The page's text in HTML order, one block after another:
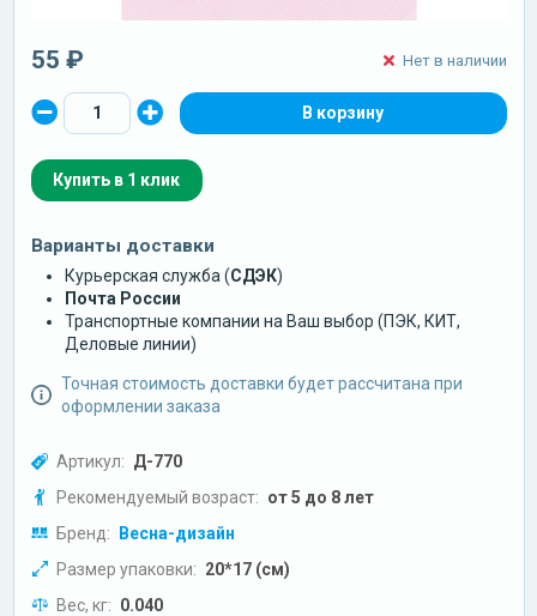
55 ₽ Нет в наличии
Купить в 1 клик
Варианты доставки
Курьерская служба (СДЭК)
Почта России
Транспортные компании на Ваш выбор (ПЭК, КИТ,
Деловые линии)
Точная стоимость доставки будет рассчитана при
оформлении заказа
Артикул: Д-770
Рекомендуемый возраст: от 5 до 8 лет
Бренд: Весна-дизайн
Размер упаковки: 20*17 (см)
Вес, кг: 0.040